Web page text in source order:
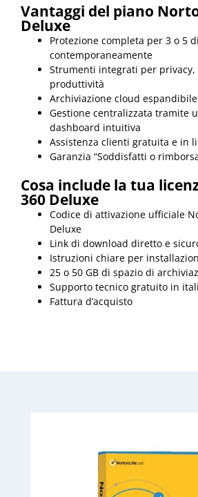
Vantaggi del piano
Deluxe
Protezione completa per 3 o 5
contemporaneamente
Strumenti integrati per privacy,
produttività
Archiviazione cloud
Gestione centralizzata tramite
dashboard intuitiva
Assistenza clienti gratuita e in
Garanzia “Soddisfatti o
Cosa include la tua
360 Deluxe
Codice di attivazione ufficiale
Deluxe
Link di download diretto e
Istruzioni chiare per
25 o 50 GB di spazio di
Supporto tecnico gratuito in
Fattura d’acquisto